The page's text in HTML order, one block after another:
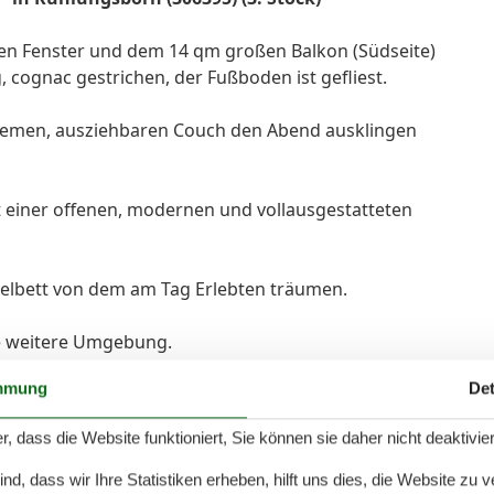
Fenster und dem 14 qm großen Balkon (Südseite)
gestrichen, der Fußboden ist gefliest.
ausziehbaren Couch den Abend ausklingen
offenen, modernen und vollausgestatteten
von dem am Tag Erlebten träumen.
Umgebung.
steht Ihnen kostenlos ein W-Lan-Anschluss
dass die Website funktioniert, Sie können sie daher nicht
dass wir Ihre Statistiken erheben, hilft uns dies, die Website zu